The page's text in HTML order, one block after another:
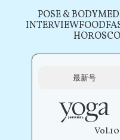
POSE & BODY
INTERVIEWFOOD
最新号